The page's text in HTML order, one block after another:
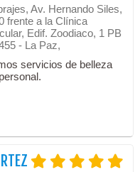
Av. Hernando Siles,
frente a la Clínica
Edif. Zoodiaco, 1 PB
- La Paz,
servicios de belleza